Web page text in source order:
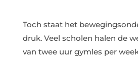
Toch staat het
druk. Veel scholen halen de
van twee uur gymles per